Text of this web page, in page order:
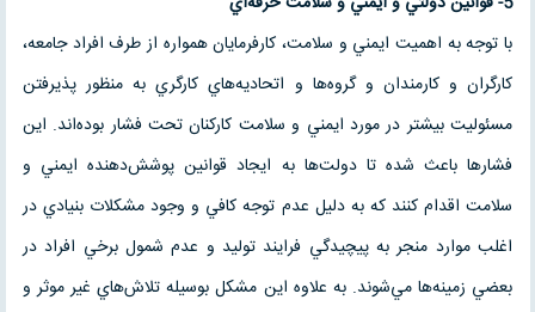
با توجه به اهميت ايمني و سلامت، كارفرمايان همواره از طرف افراد جامعه،
كارگران و كارمندان و گروه‌ها و اتحاديه‌هاي كارگري به منظور پذيرفتن
مسئوليت بيشتر در مورد ايمني و سلامت كاركنان تحت فشار بوده‌اند. اين
فشار‌ها باعث شده تا دولت‌ها به ايجاد قوانين پوشش‌دهنده ايمني و
سلامت اقدام كنند كه به دليل عدم توجه كافي و وجود مشكلات بنيادي در
اغلب موارد منجر به پيچيدگي فرايند توليد و عدم شمول برخي افراد در
بعضي زمينه‌ها مي‌شوند. به علاوه اين مشكل بوسيله تلاش‌هاي غير موثر و